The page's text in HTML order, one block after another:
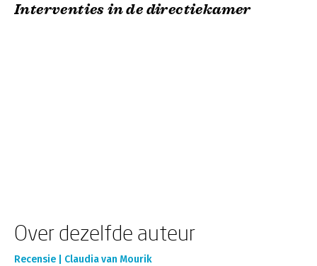
Interventies in de directiekamer
Over dezelfde auteur
Recensie | Claudia van Mourik